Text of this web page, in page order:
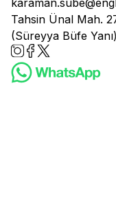
Tahsin Ünal Mah.
(Süreyya Büfe Yanı)